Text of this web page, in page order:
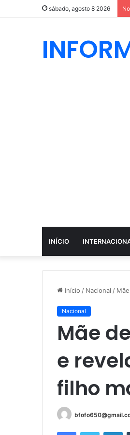
sábado, agosto 8 2026
INÍCIO
Início / Nacional /
Nacional
Mãe
e
filho
FacebookTwitter